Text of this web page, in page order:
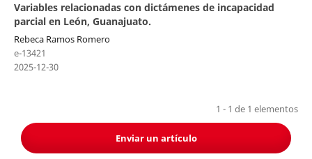
Variables relacionadas con dictámenes de incapacidad
parcial en León, Guanajuato.
Rebeca Ramos Romero
e-13421
2025-12-30
1 - 1 de 1 elementos
Enviar un artículo